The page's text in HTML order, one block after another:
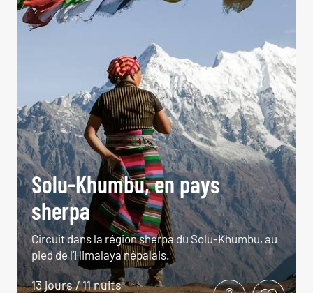
Solu-Khumbu, en pays
sherpa
Circuit dans la région sherpa du Solu-Khumbu, au
pied de l’Himalaya népalais.
13 jours / 11 nuits